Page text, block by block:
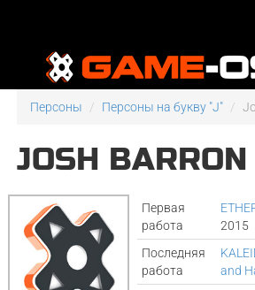
Персоны Персоны на букву "J"
JOSH BARRON
Первая
работа
2015
Последняя
работа
and